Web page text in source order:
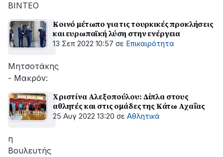
ΒΙΝΤΕΟ
Κοινό μέτωπο για τις τουρκικές προκλήσεις
και ευρωπαϊκή λύση στην ενέργεια
13 Σεπ 2022 10:57 σε Επικαιρότητα
Μητσοτάκης
- Μακρόν:
Χριστίνα Αλεξοπούλου: Δίπλα στους
αθλητές και στις ομάδες της Κάτω Αχαΐας
25 Αυγ 2022 13:20 σε Αθλητικά
η
Βουλευτής